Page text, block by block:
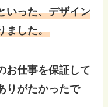
いった、デザイン
ました。
お仕事を保証して
りがたかったで